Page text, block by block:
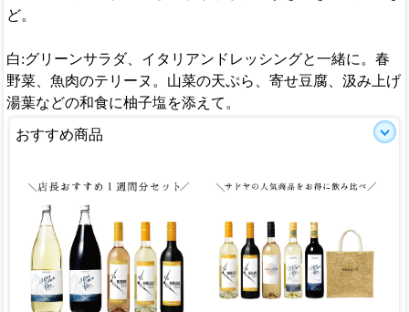
ど。
白:グリーンサラダ、イタリアンドレッシングと一緒に。春
野菜、魚肉のテリーヌ。山菜の天ぷら、寄せ豆腐、汲み上げ
湯葉などの和食に柚子塩を添えて。
おすすめ商品